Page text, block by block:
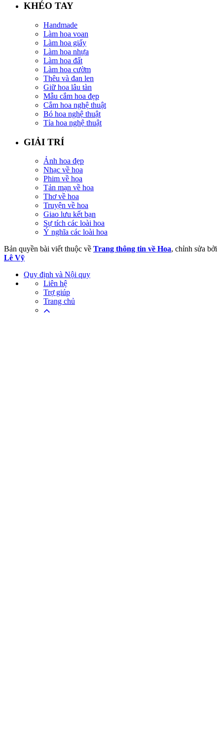
KHÉO TAY
Handmade
Làm hoa voan
Làm hoa giấy
Làm hoa nhựa
Làm hoa đất
Làm hoa cườm
Thêu và đan len
Giữ hoa lâu tàn
Mẫu cắm hoa đẹp
Cắm hoa nghệ thuật
Bó hoa nghệ thuật
Tỉa hoa nghệ thuật
GIẢI TRÍ
Ảnh hoa đẹp
Nhạc về hoa
Phim về hoa
Tản mạn về hoa
Thơ về hoa
Truyện về hoa
Giao lưu kết bạn
Sự tích các loài hoa
Ý nghĩa các loài hoa
Bản quyền bài viết thuộc về Trang thông tin về Hoa, chỉnh sửa bởi
Lê Vỹ
Quy định và Nội quy
Liên hệ
Trợ giúp
Trang chủ